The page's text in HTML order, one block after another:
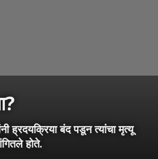
ह्रदयक्रिया बंद पडून त्यांचा मृत्यू
होते.